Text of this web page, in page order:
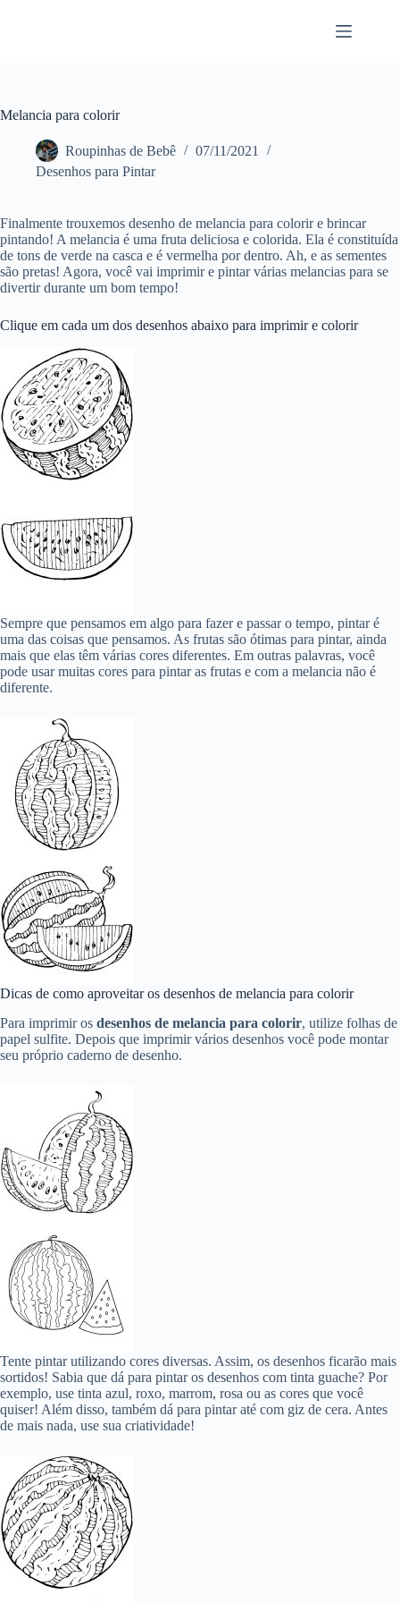
Melancia para colorir
Roupinhas de Bebê
07/11/2021
Desenhos para Pintar
Finalmente trouxemos desenho de melancia para colorir e brincar
pintando! A melancia é uma fruta deliciosa e colorida. Ela é constituída
de tons de verde na casca e é vermelha por dentro. Ah, e as sementes
são pretas! Agora, você vai imprimir e pintar várias melancias para se
divertir durante um bom tempo!
Clique em cada um dos desenhos abaixo para imprimir e colorir
Sempre que pensamos em algo para fazer e passar o tempo, pintar é
uma das coisas que pensamos. As frutas são ótimas para pintar, ainda
mais que elas têm várias cores diferentes. Em outras palavras, você
pode usar muitas cores para pintar as frutas e com a melancia não é
diferente.
Dicas de como aproveitar os desenhos de melancia para colorir
Para imprimir os desenhos de melancia para colorir, utilize folhas de
papel sulfite. Depois que imprimir vários desenhos você pode montar
seu próprio caderno de desenho.
Tente pintar utilizando cores diversas. Assim, os desenhos ficarão mais
sortidos! Sabia que dá para pintar os desenhos com tinta guache? Por
exemplo, use tinta azul, roxo, marrom, rosa ou as cores que você
quiser! Além disso, também dá para pintar até com giz de cera. Antes
de mais nada, use sua criatividade!